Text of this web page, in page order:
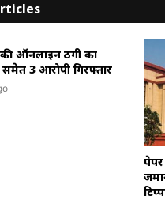
ऑनलाइन ठगी का
3 आरोपी गिरफ्तार